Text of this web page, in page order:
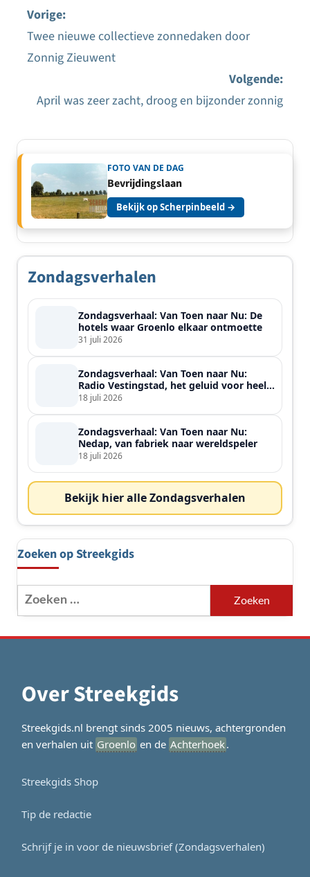
Bericht
Vorige:
Twee nieuwe collectieve zonnedaken door
Zonnig Zieuwent
Volgende:
April was zeer zacht, droog en bijzonder zonnig
FOTO VAN DE DAG
Bevrijdingslaan
Bekijk op Scherpinbeeld →
Zondagsverhalen
Zondagsverhaal: Van Toen naar Nu: De
hotels waar Groenlo elkaar ontmoette
31 juli 2026
Zondagsverhaal: Van Toen naar Nu:
Radio Vestingstad, het geluid voor heel
de streek
18 juli 2026
Zondagsverhaal: Van Toen naar Nu:
Nedap, van fabriek naar wereldspeler
18 juli 2026
Bekijk hier alle Zondagsverhalen
Zoeken op Streekgids
Zoeken
naar:
Over Streekgids
Streekgids.nl brengt sinds 2005 nieuws, achtergronden
en verhalen uit Groenlo en de Achterhoek.
Streekgids Shop
Tip de redactie
Schrijf je in voor de nieuwsbrief (Zondagsverhalen)